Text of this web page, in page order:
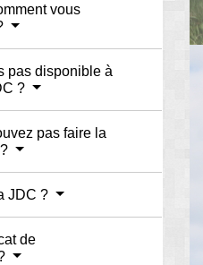
vous
pas disponible à
?
pas faire la
JDC ?
de